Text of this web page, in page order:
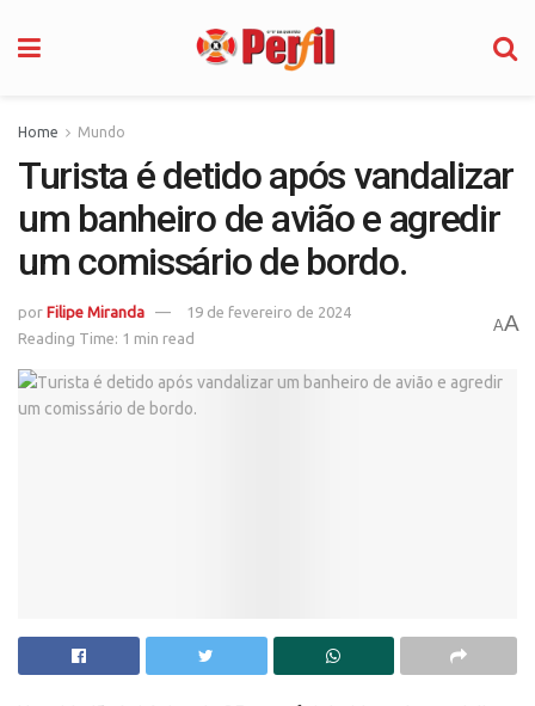
Home Mundo
Turista é detido após vandalizar
um banheiro de avião e agredir
um comissário de bordo.
por Filipe Miranda
19 de fevereiro de 2024
Reading Time: 1 min read
AA